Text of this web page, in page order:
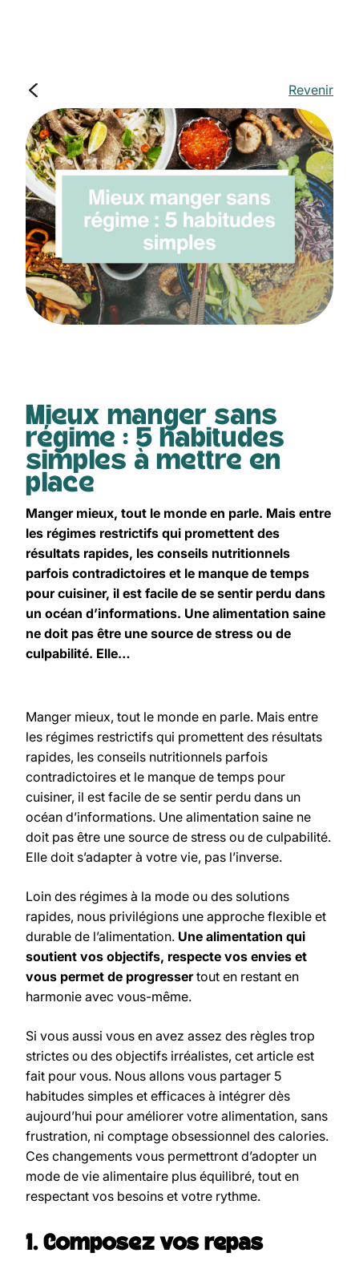
Revenir
Mieux manger sans
régime : 5 habitudes
simples à mettre en
place
Manger mieux, tout le monde en parle. Mais entre
les régimes restrictifs qui promettent des
résultats rapides, les conseils nutritionnels
parfois contradictoires et le manque de temps
pour cuisiner, il est facile de se sentir perdu dans
un océan d’informations. Une alimentation saine
ne doit pas être une source de stress ou de
culpabilité. Elle…
Manger mieux, tout le monde en parle. Mais entre
les régimes restrictifs qui promettent des résultats
rapides, les conseils nutritionnels parfois
contradictoires et le manque de temps pour
cuisiner, il est facile de se sentir perdu dans un
océan d’informations. Une alimentation saine ne
doit pas être une source de stress ou de culpabilité.
Elle doit s’adapter à votre vie, pas l’inverse.
Loin des régimes à la mode ou des solutions
rapides, nous privilégions une approche flexible et
durable de l’alimentation. Une alimentation qui
soutient vos objectifs, respecte vos envies et
vous permet de progressertout en restant en
harmonie avec vous-même.
Si vous aussi vous en avez assez des règles trop
strictes ou des objectifs irréalistes, cet article est
fait pour vous. Nous allons vous partager 5
habitudes simples et efficaces à intégrer dès
aujourd’hui pour améliorer votre alimentation, sans
frustration, ni comptage obsessionnel des calories.
Ces changements vous permettront d’adopter un
mode de vie alimentaire plus équilibré, tout en
respectant vos besoins et votre rythme.
1. Composez vos repas